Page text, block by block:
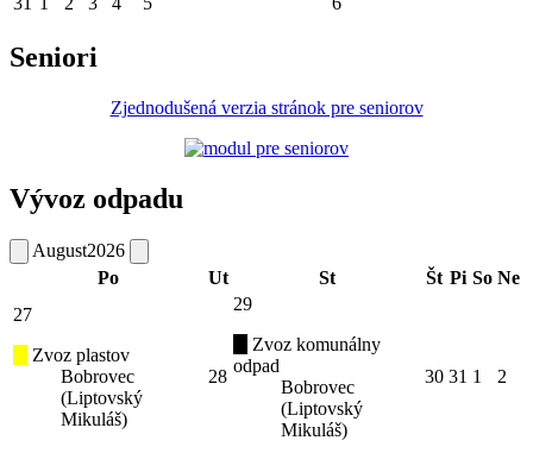
Seniori
Zjednodušená verzia stránok pre seniorov
Vývoz odpadu
August2026
Po
Ut St Št Pi So Ne
27
Zvoz plastov
Bobrovec
(Liptovský
Mikuláš)
28
29
Zvoz komunálny
odpad
Bobrovec
(Liptovský
Mikuláš)
30 31 1 2